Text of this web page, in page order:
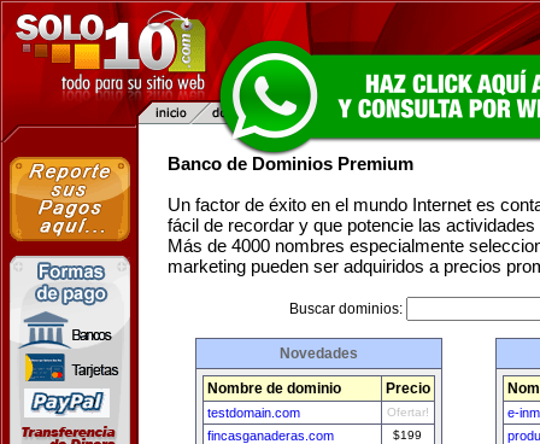
Banco de Dominios Premium
Un factor de éxito en el mundo Internet es
fácil de recordar y que potencie las
Más de 4000 nombres especialmente
marketing pueden ser adquiridos a precios
Buscar dominios:
Novedades
Nombre de dominio Precio
testdomain.com Ofertar!
fincasganaderas.com $199
e-